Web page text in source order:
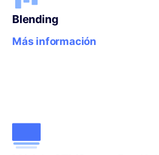
Blending
Más información